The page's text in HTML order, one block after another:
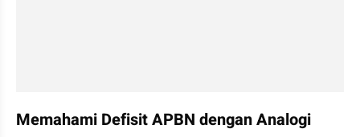
Memahami Defisit APBN dengan Analogi